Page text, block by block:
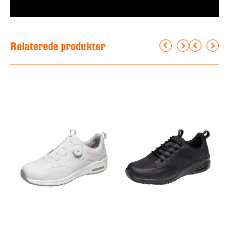
Relaterede produkter